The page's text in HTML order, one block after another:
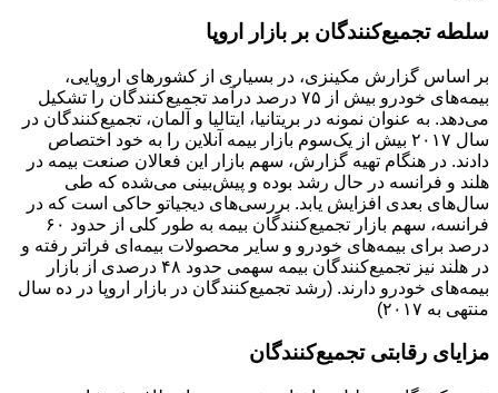
سلطه تجمیع‌کنندگان بر بازار اروپا
بر اساس گزارش مکینزی، در بسیاری از کشورهای اروپایی،
بیمه‌های خودرو بیش از ۷۵ درصد درآمد تجمیع‌کنندگان را تشکیل
می‌دهد. به عنوان نمونه در بریتانیا، ایتالیا و آلمان، تجمیع‌کنندگان در
سال ۲۰۱۷ بیش از یک‌سوم بازار بیمه آنلاین را به خود اختصاص
دادند. در هنگام تهیه گزارش، سهم بازار این فعالان صنعت بیمه در
هلند و فرانسه در حال رشد بوده و پیش‌بینی می‌شده که طی
سال‌های بعدی افزایش یابد. بررسی‌های دیجیاتو حاکی است که در
فرانسه، سهم بازار تجمیع‌کنندگان بیمه به طور کلی از حدود ۶۰
درصد برای بیمه‌های خودرو و سایر محصولات بیمه‌ای فراتر رفته و
در هلند نیز تجمیع‌کنندگان بیمه سهمی حدود ۴۸ درصدی از بازار
بیمه‌های خودرو دارند. (رشد تجمیع‌کنندگان در بازار اروپا در ده سال
منتهی به ۲۰۱۷)
مزایای رقابتی تجمیع‌کنندگان